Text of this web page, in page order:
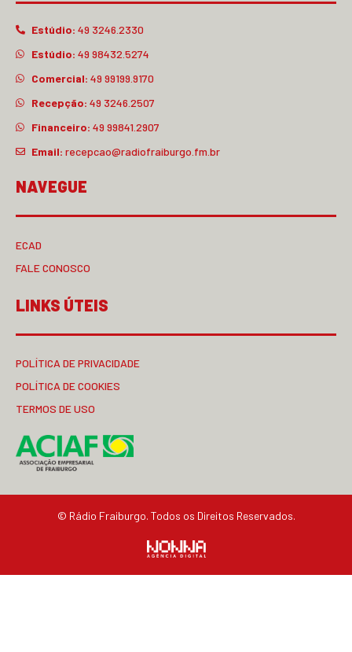
Estúdio: 49 3246.2330
Estúdio: 49 98432.5274
Comercial: 49 99199.9170
Recepção: 49 3246.2507
Financeiro: 49 99841.2907
Email: recepcao@radiofraiburgo.fm.br
NAVEGUE
ECAD
FALE CONOSCO
LINKS ÚTEIS
POLÍTICA DE PRIVACIDADE
POLÍTICA DE COOKIES
TERMOS DE USO
© Rádio Fraiburgo. Todos os Direitos Reservados.